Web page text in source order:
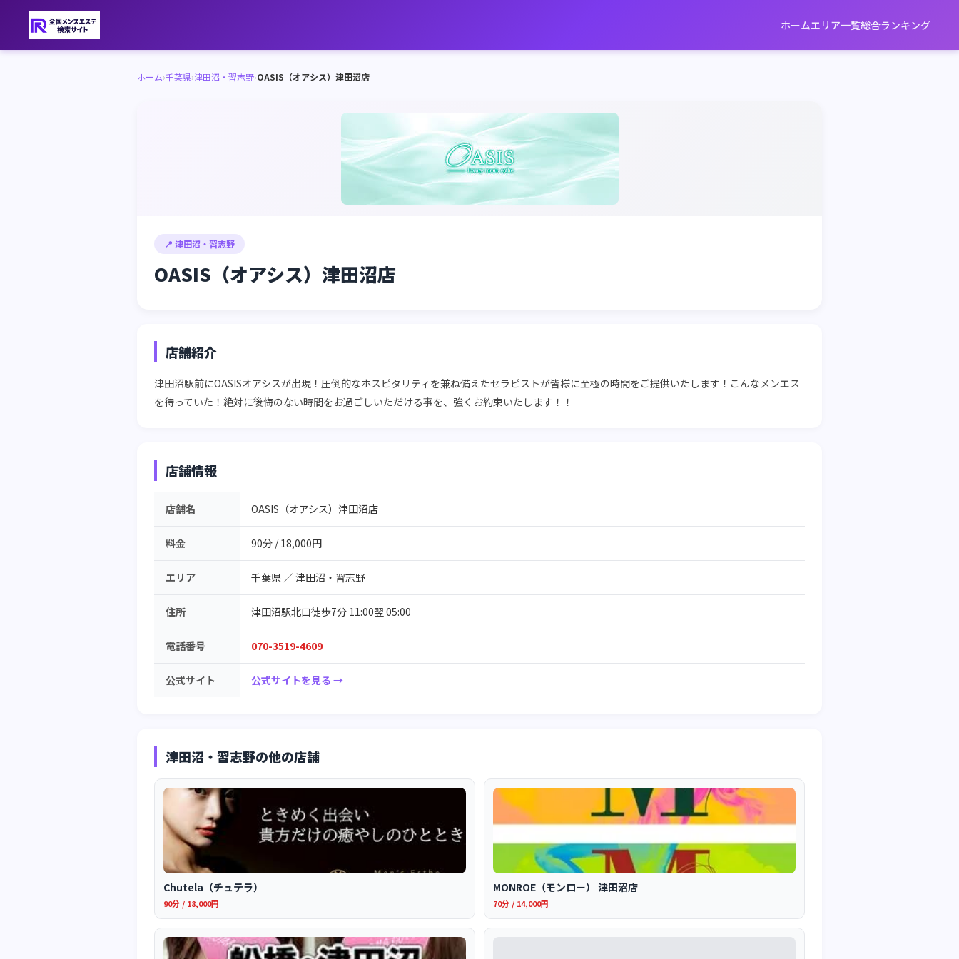
ホームエリア一覧総合ランキング
ホーム›千葉県›津田沼・習志野›OASIS（オアシス）津田沼店
📍 津田沼・習志野
OASIS（オアシス）津田沼店
店舗紹介
津田沼駅前にOASISオアシスが出現！圧倒的なホスピタリティを兼ね備えたセラピストが皆様に至極の時間をご提供いたします！こんなメンエス
を待っていた！絶対に後悔のない時間をお過ごしいただける事を、強くお約束いたします！！
店舗情報
店舗名 OASIS（オアシス）津田沼店
料金 90分 / 18,000円
エリア 千葉県 ／ 津田沼・習志野
住所 津田沼駅北口徒歩7分 11:00翌 05:00
電話番号 070-3519-4609
公式サイト 公式サイトを見る →
津田沼・習志野の他の店舗
Chutela（チュテラ）
90分 / 18,000円
MONROE（モンロー） 津田沼店
70分 / 14,000円